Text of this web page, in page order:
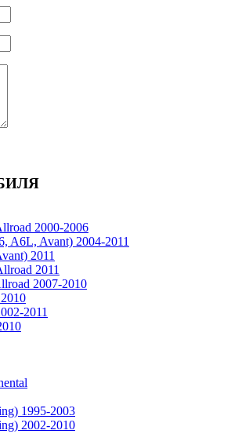
2000-2006
A6L, Avant) 2004-2011
2011
2011
2007-2010
2011
1995-2003
2002-2010